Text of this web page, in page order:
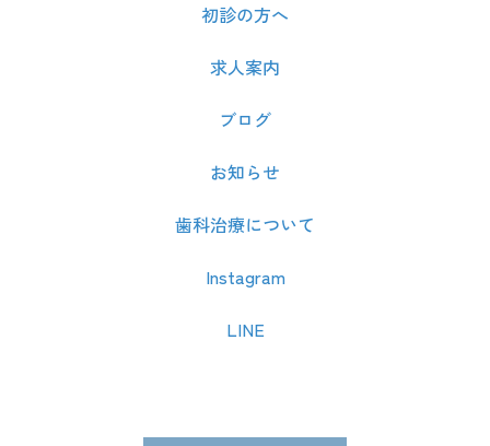
初診の方へ
求人案内
ブログ
お知らせ
歯科治療について
Instagram
LINE